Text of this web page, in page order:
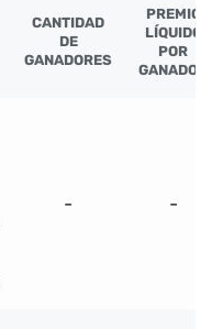
CANTIDAD
DE
GANADORES
PREMIO
LÍQUIDO
POR
GANADOR
- -